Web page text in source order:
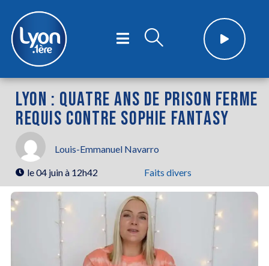
LYON : QUATRE ANS DE PRISON FERME
REQUIS CONTRE SOPHIE FANTASY
Louis-Emmanuel Navarro
le04 juin à 12h42 Faits divers